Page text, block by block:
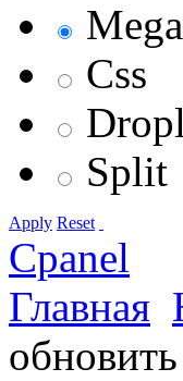
Mega
Css
Split
Apply Reset
Cpanel
Главная